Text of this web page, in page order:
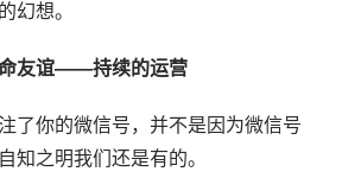
幻想。
友谊——持续的运营
了你的微信号，并不是因为微信号
知之明我们还是有的。